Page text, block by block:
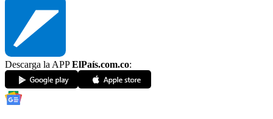
Descarga la APPElPaís.com.co: